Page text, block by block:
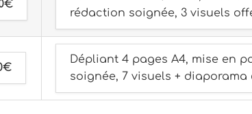
rédaction soignée, 3 visuels
Dépliant 4 pages A4, mise en
soignée, 7 visuels +